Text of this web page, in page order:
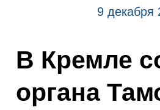
9 декабря
В Кремле
органа